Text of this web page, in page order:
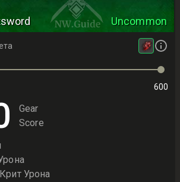
Uncommon
600
Gear
Score
Урона